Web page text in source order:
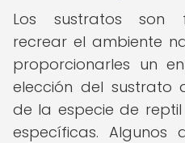
Los sustratos son
recrear el ambiente
proporcionarles un
elección del sustrato
de la especie de
específicas. Algunos